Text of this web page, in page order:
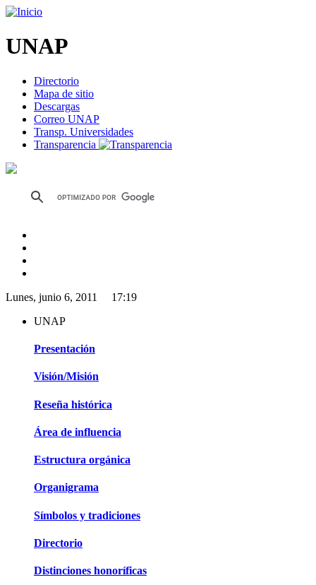
UNAP
Directorio
Mapa de sitio
Descargas
Correo UNAP
Transp. Universidades
Transparencia
Lunes, junio 6, 2011 17:19
UNAP
Presentación
Visión/Misión
Reseña histórica
Área de influencia
Estructura orgánica
Organigrama
Símbolos y tradiciones
Directorio
Distinciones honoríficas